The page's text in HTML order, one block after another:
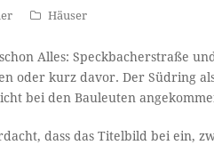
Häuser
Alles: Speckbacherstraße
oder kurz davor. Der Südring
bei den Bauleuten
dass das Titelbild bei ein,